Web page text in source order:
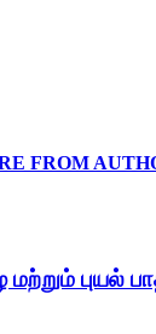
FROM
புயல்